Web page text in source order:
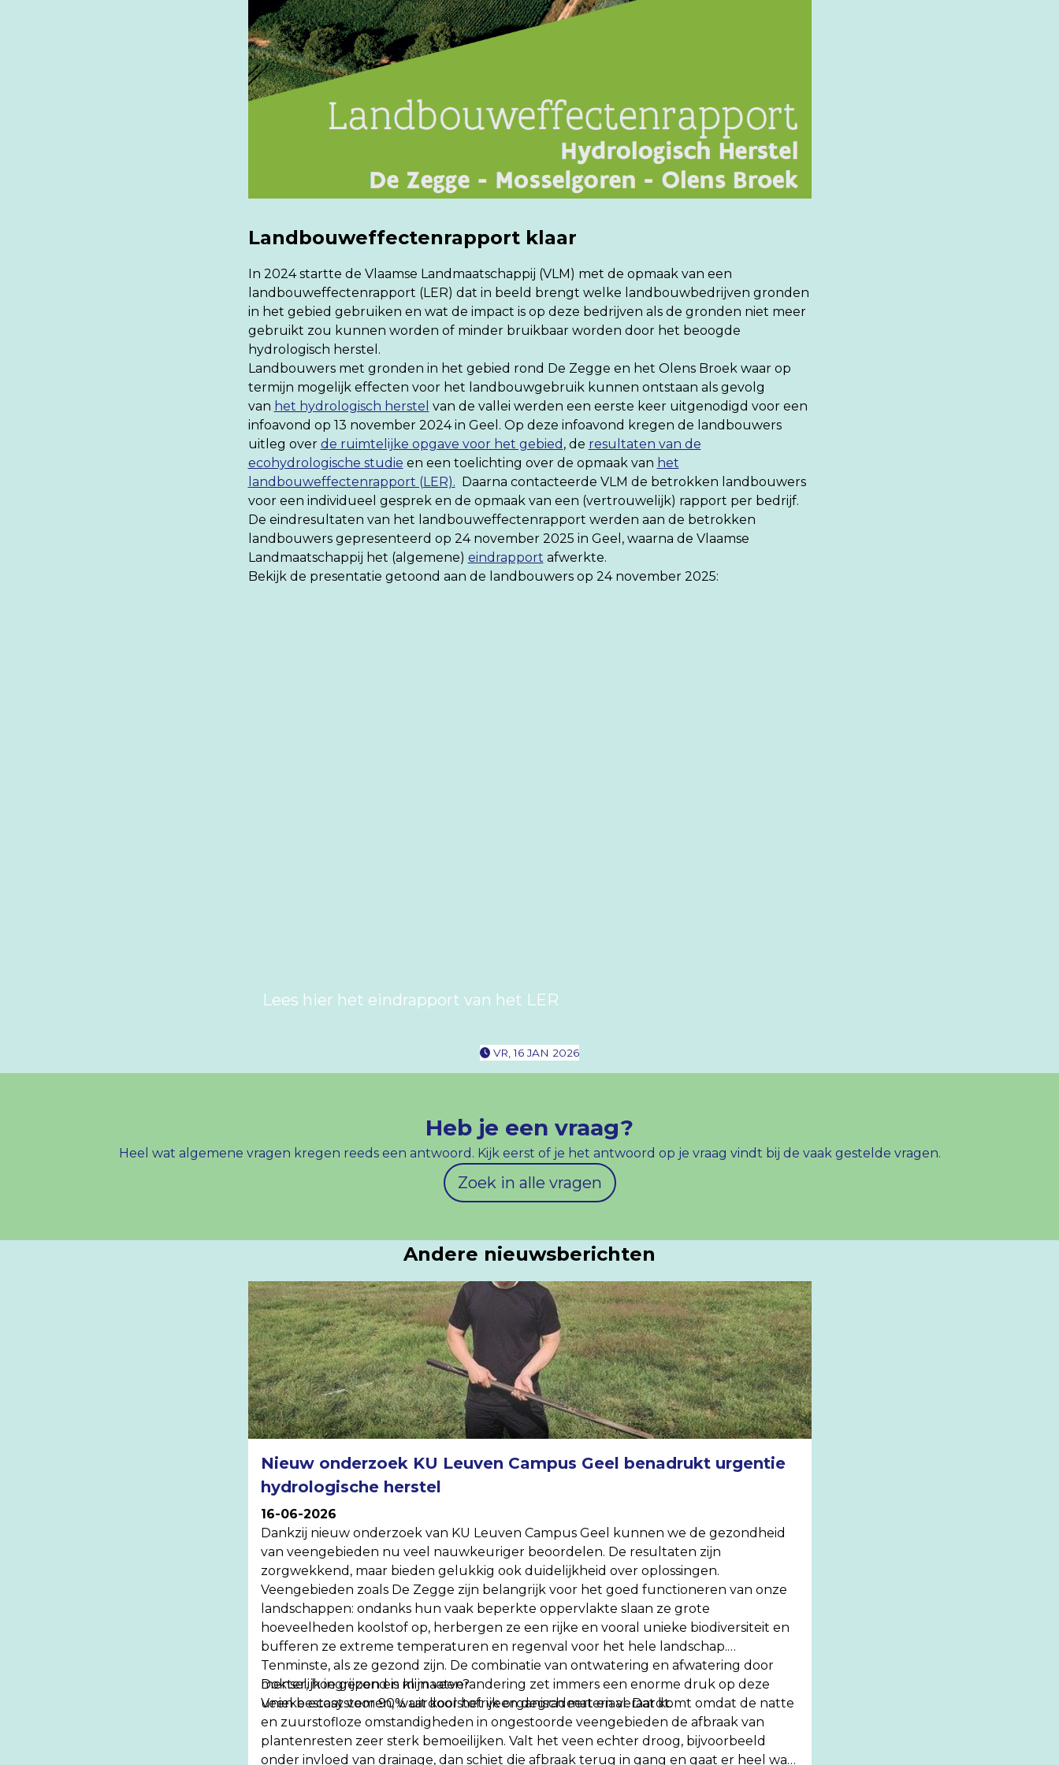
Landbouweffectenrapport klaar
In 2024 startte de Vlaamse Landmaatschappij (VLM) met de opmaak van een
landbouweffectenrapport (LER) dat in beeld brengt welke landbouwbedrijven gronden
in het gebied gebruiken en wat de impact is op deze bedrijven als de gronden niet meer
gebruikt zou kunnen worden of minder bruikbaar worden door het beoogde
hydrologisch herstel.
Landbouwers met gronden in het gebied rond De Zegge en het Olens Broek waar op
termijn mogelijk effecten voor het landbouwgebruik kunnen ontstaan als gevolg
van het hydrologisch herstel van de vallei werden een eerste keer uitgenodigd voor een
infoavond op 13 november 2024 in Geel. Op deze infoavond kregen de landbouwers
uitleg over de ruimtelijke opgave voor het gebied , de resultaten van de
ecohydrologische studie en een toelichting over de opmaak van het
landbouweffectenrapport (LER). Daarna contacteerde VLM de betrokken landbouwers
voor een individueel gesprek en de opmaak van een (vertrouwelijk) rapport per bedrijf.
De eindresultaten van het landbouweffectenrapport werden aan de betrokken
landbouwers gepresenteerd op 24 november 2025 in Geel, waarna de Vlaamse
Landmaatschappij het (algemene) eindrapport afwerkte.
Bekijk de presentatie getoond aan de landbouwers op 24 november 2025:
Lees hier het eindrapport van het LER
VR, 16 JAN 2026
Heb je een vraag?
Heel wat algemene vragen kregen reeds een antwoord. Kijk eerst of je het antwoord op je vraag vindt bij de vaak gestelde vragen.
Zoek in alle vragen
Andere nieuwsberichten
Nieuw onderzoek KU Leuven Campus Geel benadrukt urgentie
hydrologische herstel
16-06-2026
Dankzij nieuw onderzoek van KU Leuven Campus Geel kunnen we de gezondheid
van veengebieden nu veel nauwkeuriger beoordelen. De resultaten zijn
zorgwekkend, maar bieden gelukkig ook duidelijkheid over oplossingen.
Veengebieden zoals De Zegge zijn belangrijk voor het goed functioneren van onze
landschappen: ondanks hun vaak beperkte oppervlakte slaan ze grote
hoeveelheden koolstof op, herbergen ze een rijke en vooral unieke biodiversiteit en
bufferen ze extreme temperaturen en regenval voor het hele landschap.
Tenminste, als ze gezond zijn. De combinatie van ontwatering en afwatering door
menselijk ingrijpen en klimaatverandering zet immers een enorme druk op deze
unieke ecosystemen, waardoor het veen degradeert en veraardt.
Dokter, hoe gezond is mijn veen?
Veen bestaat voor 90% uit koolstofrijk organisch materiaal. Dat komt omdat de natte
en zuurstofloze omstandigheden in ongestoorde veengebieden de afbraak van
plantenresten zeer sterk bemoeilijken. Valt het veen echter droog, bijvoorbeeld
onder invloed van drainage, dan schiet die afbraak terug in gang en gaat er heel wat